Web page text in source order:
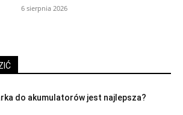
6 sierpnia 2026
do akumulatorów jest najlepsza?